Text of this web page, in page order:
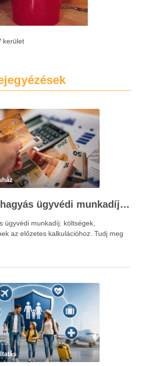
kerület
Fizetési meghagyás ügyvédi munkadíja: teljes költségvetési útmutató
ügyvédi munkadíj: költségek,
az előzetes kalkulációhoz. Tudj meg